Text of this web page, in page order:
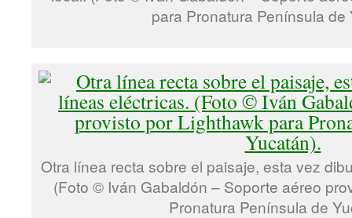
para Pronatura Península de
Otra línea recta sobre el paisaje, esta vez
(Foto © Iván Gabaldón – Soporte aéreo
Pronatura Península de